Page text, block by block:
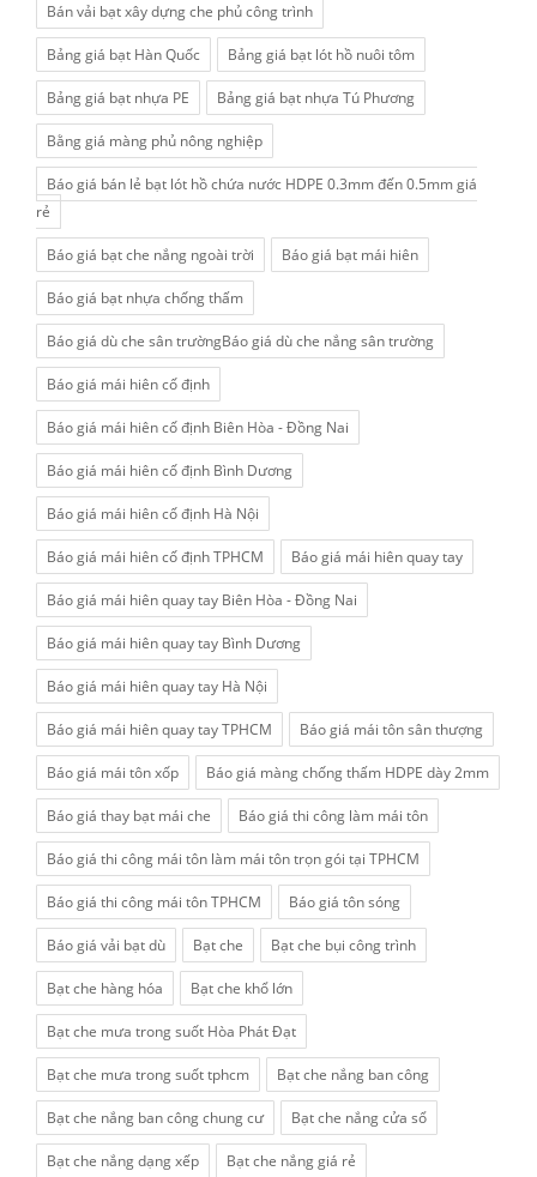
Bán vải bạt xây dựng che phủ công trình
Bảng giá bạt Hàn Quốc Bảng giá bạt lót hồ nuôi tôm
Bảng giá bạt nhựa PE Bảng giá bạt nhựa Tú Phương
Bằng giá màng phủ nông nghiệp
Báo giá bán lẻ bạt lót hồ chứa nước HDPE 0.3mm đến 0.5mm giá
rẻ
Báo giá bạt che nắng ngoài trời Báo giá bạt mái hiên
Báo giá bạt nhựa chống thấm
Báo giá dù che sân trườngBáo giá dù che nắng sân trường
Báo giá mái hiên cố định
Báo giá mái hiên cố định Biên Hòa - Đồng Nai
Báo giá mái hiên cố định Bình Dương
Báo giá mái hiên cố định Hà Nội
Báo giá mái hiên cố định TPHCM Báo giá mái hiên quay tay
Báo giá mái hiên quay tay Biên Hòa - Đồng Nai
Báo giá mái hiên quay tay Bình Dương
Báo giá mái hiên quay tay Hà Nội
Báo giá mái hiên quay tay TPHCM Báo giá mái tôn sân thượng
Báo giá mái tôn xốp Báo giá màng chống thấm HDPE dày 2mm
Báo giá thay bạt mái che Báo giá thi công làm mái tôn
Báo giá thi công mái tôn làm mái tôn trọn gói tại TPHCM
Báo giá thi công mái tôn TPHCM Báo giá tôn sóng
Báo giá vải bạt dù Bạt che Bạt che bụi công trình
Bạt che hàng hóa Bạt che khổ lớn
Bạt che mưa trong suốt Hòa Phát Đạt
Bạt che mưa trong suốt tphcm Bạt che nắng ban công
Bạt che nắng ban công chung cư Bạt che nắng cửa sổ
Bạt che nắng dạng xếp Bạt che nắng giá rẻ